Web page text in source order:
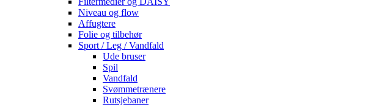
Niveau og flow
Affugtere
Folie og tilbehør
Sport / Leg / Vandfald
Ude bruser
Spil
Vandfald
Svømmetrænere
Rutsjebaner